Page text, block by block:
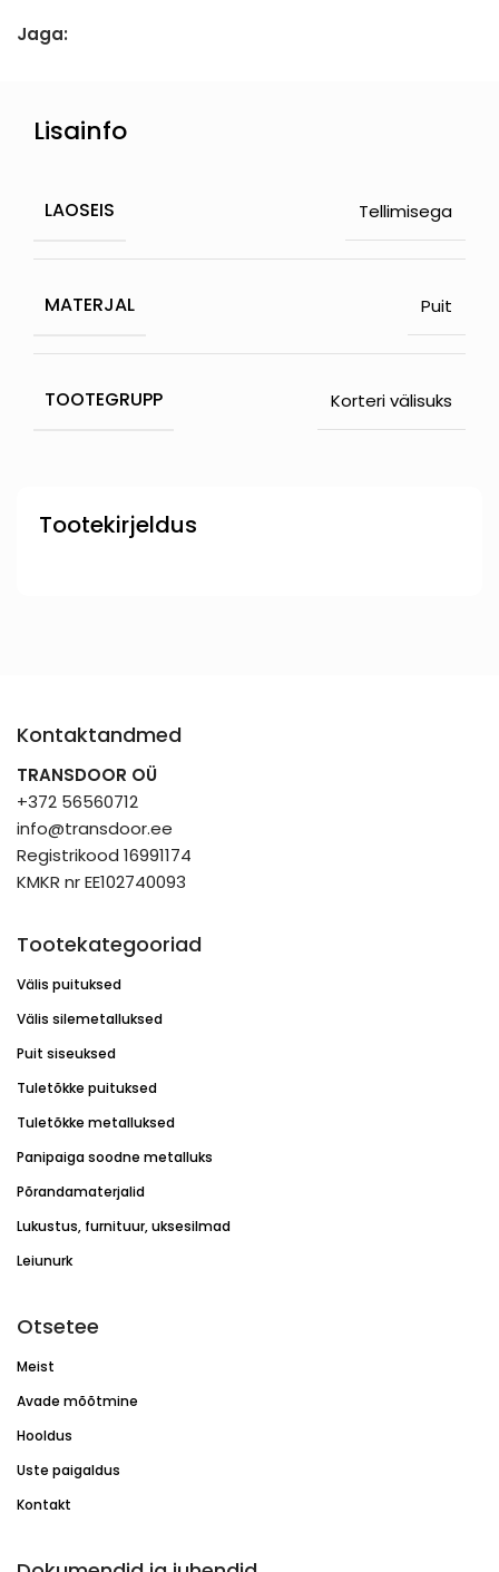
Jaga:
Tootekirjeldus
Lisainfo
LAOSEIS Tellimisega
MATERJAL Puit
TOOTEGRUPP Korteri välisuks
Kontaktandmed
TRANSDOOR OÜ
+372 56560712
info@transdoor.ee
Registrikood 16991174
KMKR nr EE102740093
Tootekategooriad
Välis puituksed
Välis silemetalluksed
Puit siseuksed
Tuletõkke puituksed
Tuletõkke metalluksed
Panipaiga soodne metalluks
Põrandamaterjalid
Lukustus, furnituur, uksesilmad
Leiunurk
Otsetee
Meist
Avade mõõtmine
Hooldus
Uste paigaldus
Kontakt